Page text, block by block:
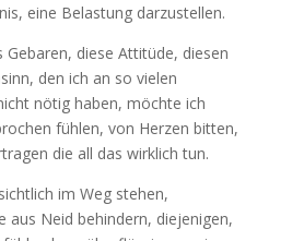
eine Belastung darzustellen.
Gebaren, diese Attitüde, diesen
den ich an so vielen
nötig haben, möchte ich
fühlen, von Herzen bitten,
die all das wirklich tun.
im Weg stehen,
aus Neid behindern, diejenigen,